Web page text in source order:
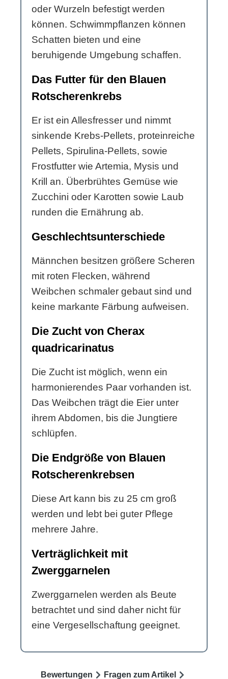
oder Wurzeln befestigt werden
können. Schwimmpflanzen können
Schatten bieten und eine
beruhigende Umgebung schaffen.
Das Futter für den Blauen
Rotscherenkrebs
Er ist ein Allesfresser und nimmt
sinkende Krebs-Pellets, proteinreiche
Pellets, Spirulina-Pellets, sowie
Frostfutter wie Artemia, Mysis und
Krill an. Überbrühtes Gemüse wie
Zucchini oder Karotten sowie Laub
runden die Ernährung ab.
Geschlechtsunterschiede
Männchen besitzen größere Scheren
mit roten Flecken, während
Weibchen schmaler gebaut sind und
keine markante Färbung aufweisen.
Die Zucht von Cherax
quadricarinatus
Die Zucht ist möglich, wenn ein
harmonierendes Paar vorhanden ist.
Das Weibchen trägt die Eier unter
ihrem Abdomen, bis die Jungtiere
schlüpfen.
Die Endgröße von Blauen
Rotscherenkrebsen
Diese Art kann bis zu 25 cm groß
werden und lebt bei guter Pflege
mehrere Jahre.
Verträglichkeit mit
Zwerggarnelen
Zwerggarnelen werden als Beute
betrachtet und sind daher nicht für
eine Vergesellschaftung geeignet.
Bewertungen Fragen zum Artikel